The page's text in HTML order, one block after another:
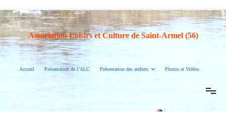
Association Loisirs et Culture de Saint-Armel (56)
Accueil Présentation de l’ALC Présentation des ateliers Photos et Vidéos